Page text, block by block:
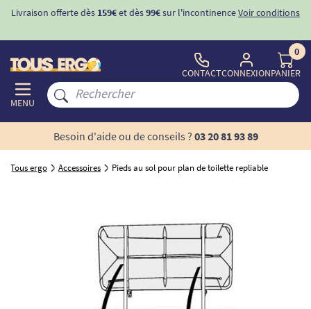
Livraison offerte dès 159€et dès99€sur l'incontinenceVoir conditions
MENU
CONTACTCONNEXION
0
PANIER
Besoin d'aide ou de conseils ? 03 20 81 93 89
Tous ergo Accessoires Pieds au sol pour plan de toilette repliable